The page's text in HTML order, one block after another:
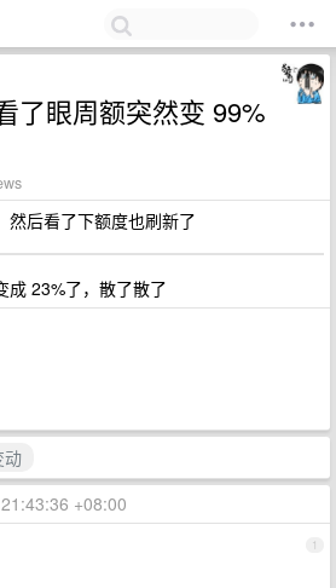
了眼周额突然变 99%
然后看了下额度也刷新了
成 23%了，散了散了
动
+08:00
1